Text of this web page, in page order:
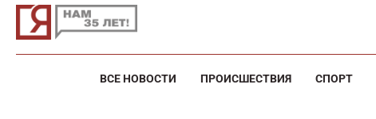
ВСЕ НОВОСТИ ПРОИСШЕСТВИЯ СПОРТ